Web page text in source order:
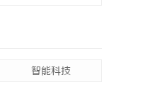
智能科技